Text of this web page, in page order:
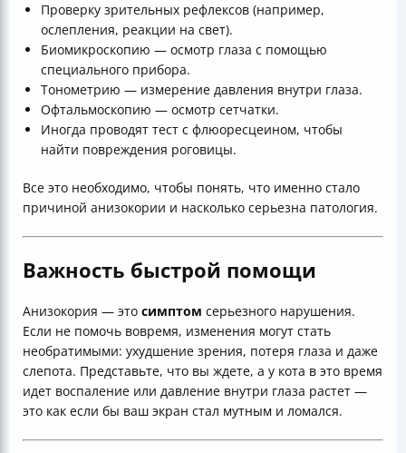
Проверку зрительных рефлексов (например,
ослепления, реакции на свет).
Биомикроскопию — осмотр глаза с помощью
специального прибора.
Тонометрию — измерение давления внутри глаза.
Офтальмоскопию — осмотр сетчатки.
Иногда проводят тест с флюоресцеином, чтобы
найти повреждения роговицы.
Все это необходимо, чтобы понять, что именно стало
причиной анизокории и насколько серьезна патология.
Важность быстрой помощи
Анизокория — это симптом серьезного нарушения.
Если не помочь вовремя, изменения могут стать
необратимыми: ухудшение зрения, потеря глаза и даже
слепота. Представьте, что вы ждете, а у кота в это время
идет воспаление или давление внутри глаза растет —
это как если бы ваш экран стал мутным и ломался.